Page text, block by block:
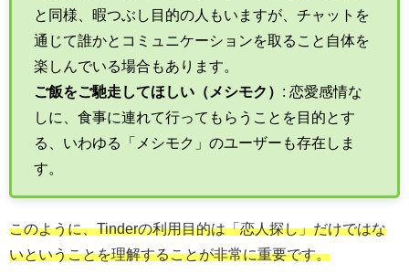
と同様、暇つぶし目的の人もいますが、チャットを
通じて誰かとコミュニケーションを取ること自体を
楽しんでいる場合もあります。
ご飯をご馳走してほしい（メシモク） : 恋愛感情な
しに、食事に連れて行ってもらうことを目的とす
る、いわゆる「メシモク」のユーザーも存在しま
す。
このように、Tinderの利用目的は「恋人探し」だけではな
いということを理解することが非常に重要です。